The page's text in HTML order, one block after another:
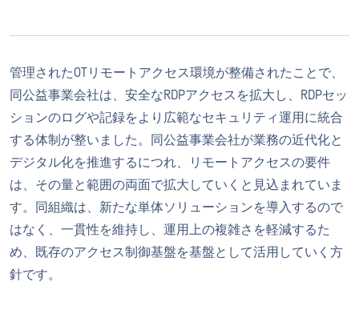
管理されたOTリモートアクセス環境が整備されたことで、
同公益事業会社は、安全なRDPアクセスを拡大し、RDPセッ
ションのログや記録をより広範なセキュリティ運用に統合
する体制が整いました。同公益事業会社が業務の近代化と
デジタル化を推進するにつれ、リモートアクセスの要件
は、その量と範囲の両面で拡大していくと見込まれていま
す。同組織は、新たな単体ソリューションを導入するので
はなく、一貫性を維持し、運用上の複雑さを軽減するた
め、既存のアクセス制御基盤を基盤として活用していく方
針です。